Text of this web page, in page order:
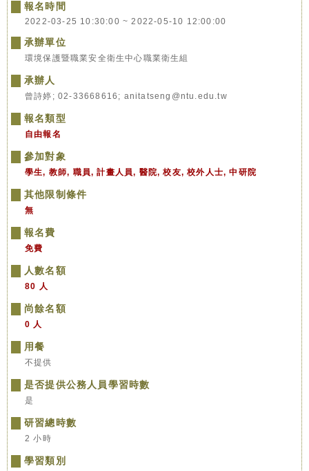
報名時間
2022-03-25 10:30:00 ~ 2022-05-10 12:00:00
承辦單位
環境保護暨職業安全衛生中心職業衛生組
承辦人
曾詩婷; 02-33668616; anitatseng@ntu.edu.tw
報名類型
自由報名
參加對象
學生, 教師, 職員, 計畫人員, 醫院, 校友, 校外人士, 中研院
其他限制條件
無
報名費
免費
人數名額
80 人
尚餘名額
0 人
用餐
不提供
是否提供公務人員學習時數
是
研習總時數
2 小時
學習類別